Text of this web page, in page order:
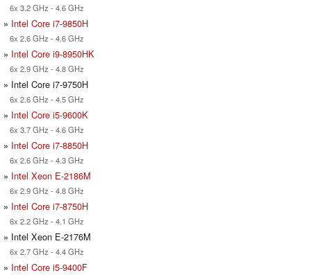
6x 3.2 GHz - 4.6 GHz
» Intel Core i7-9850H
6x 2.6 GHz - 4.6 GHz
» Intel Core i9-8950HK
6x 2.9 GHz - 4.8 GHz
» Intel Core i7-9750H
6x 2.6 GHz - 4.5 GHz
» Intel Core i5-9600K
6x 3.7 GHz - 4.6 GHz
» Intel Core i7-8850H
6x 2.6 GHz - 4.3 GHz
» Intel Xeon E-2186M
6x 2.9 GHz - 4.8 GHz
» Intel Core i7-8750H
6x 2.2 GHz - 4.1 GHz
» Intel Xeon E-2176M
6x 2.7 GHz - 4.4 GHz
» Intel Core i5-9400F